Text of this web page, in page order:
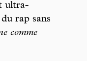
ultra-
rap sans
comme